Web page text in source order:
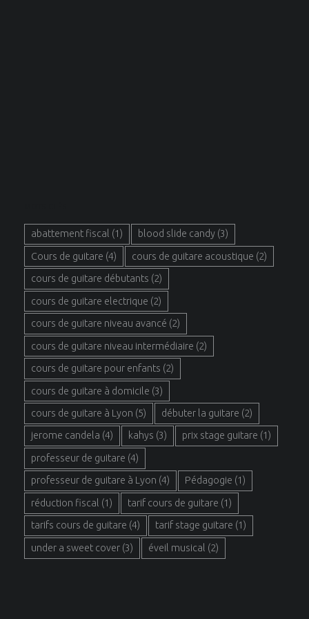
abattement fiscal (1) blood slide candy(3)
Cours de guitare (4) cours de guitare acoustique (2)
cours de guitare débutants (2)
cours de guitare electrique (2)
cours de guitare niveau avancé (2)
cours de guitare niveau intermédiaire (2)
cours de guitare pour enfants (2)
cours de guitare à domicile (3)
cours de guitare à Lyon (5) débuter la guitare (2)
jerome candela (4) kahys (3) prix stage guitare (1)
professeur de guitare (4)
professeur de guitare à Lyon (4) Pédagogie (1)
réduction fiscal (1) tarif cours de guitare (1)
tarifs cours de guitare (4) tarif stage guitare (1)
under a sweet cover(3) éveil musical (2)